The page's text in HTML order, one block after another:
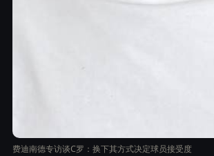
费迪南德专访谈C罗：换下其方式决定球员接受度